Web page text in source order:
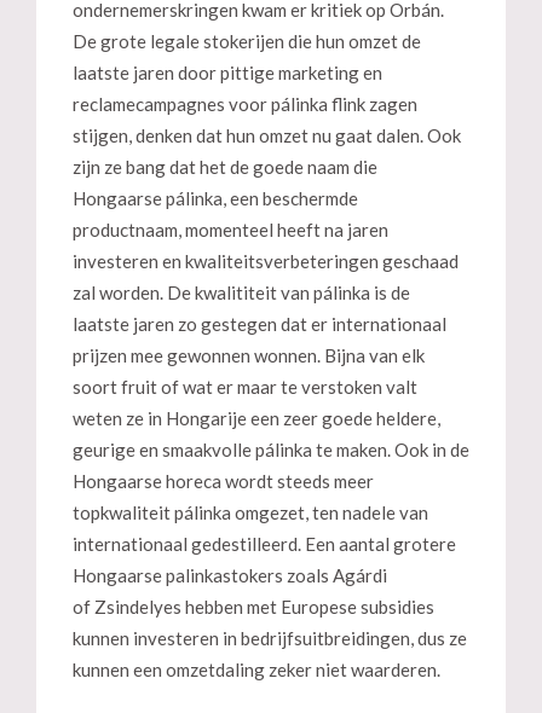
ondernemerskringen kwam er kritiek op Orbán.
De grote legale stokerijen die hun omzet de
laatste jaren door pittige marketing en
reclamecampagnes voor pálinka flink zagen
stijgen, denken dat hun omzet nu gaat dalen. Ook
zijn ze bang dat het de goede naam die
Hongaarse pálinka, een beschermde
productnaam, momenteel heeft na jaren
investeren en kwaliteitsverbeteringen geschaad
zal worden. De kwalititeit van pálinka is de
laatste jaren zo gestegen dat er internationaal
prijzen mee gewonnen wonnen. Bijna van elk
soort fruit of wat er maar te verstoken valt
weten ze in Hongarije een zeer goede heldere,
geurige en smaakvolle pálinka te maken. Ook in de
Hongaarse horeca wordt steeds meer
topkwaliteit pálinka omgezet, ten nadele van
internationaal gedestilleerd. Een aantal grotere
Hongaarse palinkastokers zoals Agárdi
of Zsindelyes hebben met Europese subsidies
kunnen investeren in bedrijfsuitbreidingen, dus ze
kunnen een omzetdaling zeker niet waarderen.